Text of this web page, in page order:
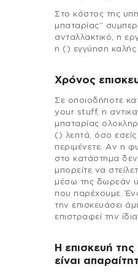
Στo κόστος της
μπαταρίας”
ανταλλακτικό, η
η () εγγύηση καλής
Χρόνος
Σε οποιοδήποτε
your stuff, η
μπαταρίας
() λεπτά, όσο εσείς
περιμένετε. Αν η
στο κατάστημα δεν
μπορείτε να
μέσω της δωρεάν
που παρέχουμε.
την επισκευάσει
επιστραφεί την
Η επισκευή
είναι